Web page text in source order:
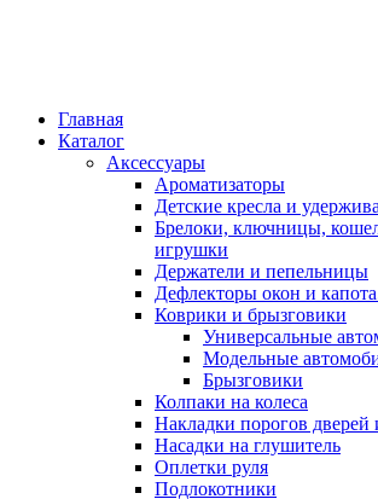
Главная
Каталог
Аксессуары
Ароматизаторы
Детские кресла и
Брелоки, ключницы,
игрушки
Держатели и пепельницы
Дефлекторы окон и
Коврики и брызговики
Универсальные
Модельные
Брызговики
Колпаки на колеса
Накладки порогов дверей
Насадки на глушитель
Оплетки руля
Подлокотники